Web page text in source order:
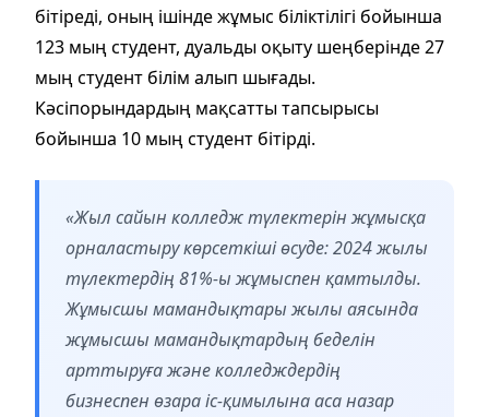
бітіреді, оның ішінде жұмыс біліктілігі бойынша
123 мың студент, дуальды оқыту шеңберінде 27
мың студент білім алып шығады.
Кәсіпорындардың мақсатты тапсырысы
бойынша 10 мың студент бітірді.
«Жыл сайын колледж түлектерін жұмысқа
орналастыру көрсеткіші өсуде: 2024 жылы
түлектердің 81%-ы жұмыспен қамтылды.
Жұмысшы мамандықтары жылы аясында
жұмысшы мамандықтардың беделін
арттыруға және колледждердің
бизнеспен өзара іс-қимылына аса назар